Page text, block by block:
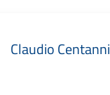
Claudio Centanni